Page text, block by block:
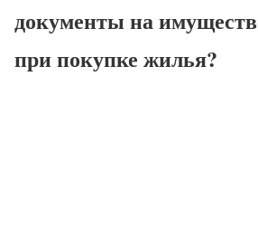
документы на
при покупке жилья?